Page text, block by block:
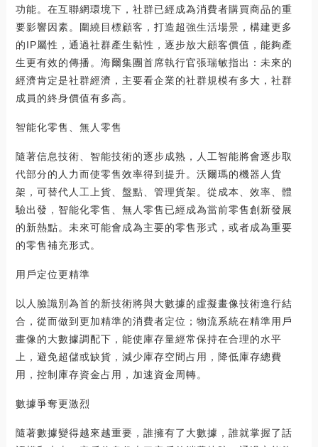
功能。在互聯網環境下，社群已經成為消費者購買商品的重
要影響因素。圍繞目標顧客，打造超強生活場景，構建更多
的IP屬性，通過社群產生黏性，逐步放大顧客價值，能夠產
生更有效的傳播。海爾集團首席執行官張瑞敏指出：未來的
經濟肯定是社群經濟，主要看企業的社群規模有多大，社群
成員的終身價值有多高。
智能化零售、無人零售
隨著信息技術、智能技術的逐步成熟，人工智能將會逐步取
代部分的人力而使零售效率得到提升。沃爾瑪的機器人貨
架，可替代人工上貨、盤點、管理貨架。從成本、效率、體
驗出發，智能化零售、無人零售已經成為當前零售創新發展
的新熱點。未來可能會成為主要的零售形式，或者成為重要
的零售補充形式。
用戶定位更精準
以人臉識別為首的新技術將與大數據的虛擬畫像技術進行結
合，從而做到更加精準的消費者定位；物流系統在精準用戶
畫像的大數據調配下，能使庫存量經常保持在合理的水平
上，避免超儲或缺貨，減少庫存空間占用，降低庫存總費
用，控制庫存資金占用，加速資金周轉。
數據爭奪更激烈
隨著數據變得越來越重要，誰擁有了大數據，誰就掌握了話